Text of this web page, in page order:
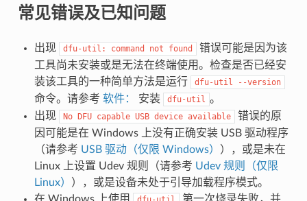
常见错误及已知问题
出现 dfu-util: command not found
错误可能是因为该
工具尚未安装或是无法在终端使用。检查是否已经安
装该工具的一种简单方法是运行
dfu-util --version
命令。请参考 软件： 安装 dfu-util 。
出现
No DFU capable USB device available
错误的原
因可能是在 Windows 上没有正确安装 USB 驱动程序
（请参考 USB 驱动（仅限 Windows）
），或是未在
Linux 上设置 Udev 规则（请参考 Udev 规则（仅限
Linux）
），或是设备未处于引导加载程序模式。